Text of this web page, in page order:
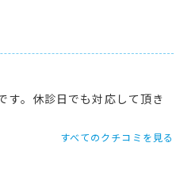
す。休診日でも対応して頂き
すべてのクチコミを見る